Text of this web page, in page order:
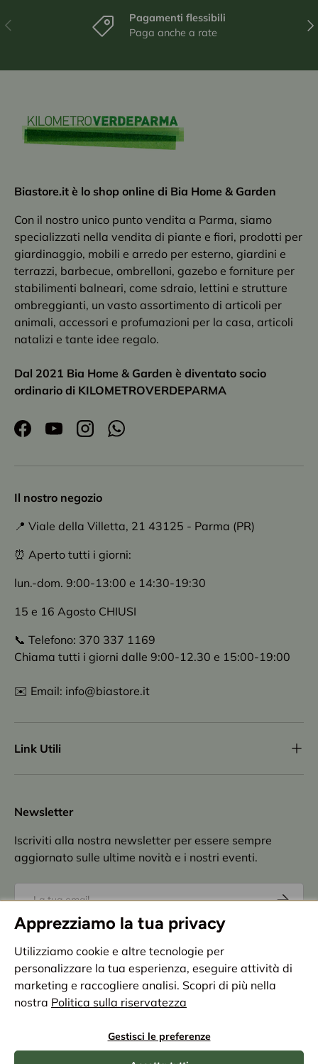
Apprezziamo la tua privacy
Utilizziamo cookie e altre tecnologie per
personalizzare la tua esperienza, eseguire attività di
marketing e raccogliere analisi. Scopri di più nella
nostra Politica sulla riservatezza
Gestisci le preferenze
Indietro
Pagamenti flessibili
Paga anche a rate
Biastore.it è lo shop online di Bia Home & Garden
Con il nostro unico punto vendita a Parma, siamo
specializzati nella vendita di piante e fiori, prodotti per
giardinaggio, mobili e arredo per esterno, giardini e
terrazzi, barbecue, ombrelloni, gazebo e forniture per
stabilimenti balneari, come sdraio, lettini e strutture
ombreggianti, un vasto assortimento di articoli per
animali, accessori e profumazioni per la casa, articoli
natalizi e tante idee regalo.
Dal 2021 Bia Home & Garden è diventato socio
ordinario di KILOMETROVERDEPARMA
FacebookYouTubeInstagramWhatsApp
Il nostro negozio
📍 Viale della Villetta, 21 43125 - Parma (PR)
⏰ Aperto tutti i giorni:
lun.-dom. 9:00-13:00 e 14:30-19:30
15 e 16 Agosto CHIUSI
📞 Telefono: 370 337 1169
Chiama tutti i giorni dalle 9:00-12.30 e 15:00-19:00
✉️ Email: info@biastore.it
Link Utili
Newsletter
Iscriviti alla nostra newsletter per essere sempre
aggiornato sulle ultime novità e i nostri eventi.
Iscriviti
Accettazioneprivacy policy
Metodi di pagamento accettati